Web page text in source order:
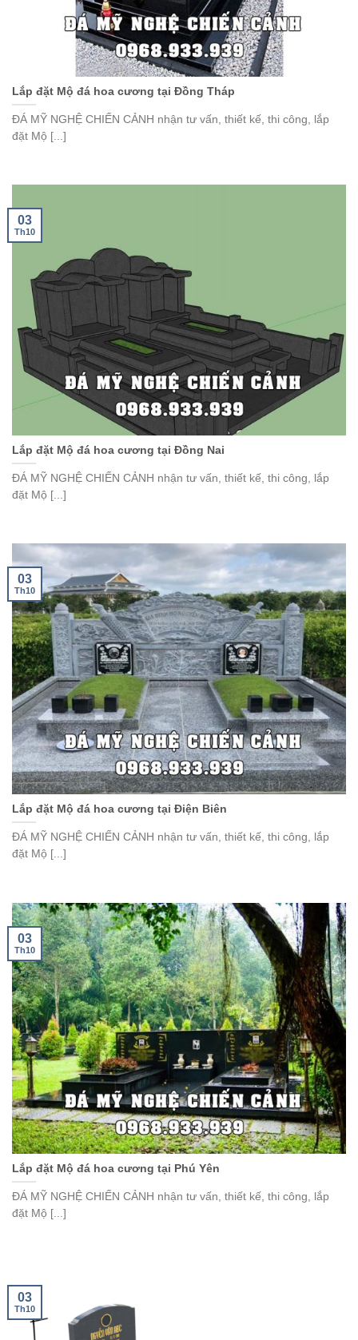
Lắp đặt Mộ đá hoa cương tại Đồng Tháp
ĐÁ MỸ NGHỆ CHIẾN CẢNH nhận tư vấn, thiết kế, thi công, lắp
đặt Mộ [...]
Lắp đặt Mộ đá hoa cương tại Đồng Nai
ĐÁ MỸ NGHỆ CHIẾN CẢNH nhận tư vấn, thiết kế, thi công, lắp
đặt Mộ [...]
03
Th10
Lắp đặt Mộ đá hoa cương tại Điện Biên
ĐÁ MỸ NGHỆ CHIẾN CẢNH nhận tư vấn, thiết kế, thi công, lắp
đặt Mộ [...]
03
Th10
Lắp đặt Mộ đá hoa cương tại Phú Yên
ĐÁ MỸ NGHỆ CHIẾN CẢNH nhận tư vấn, thiết kế, thi công, lắp
đặt Mộ [...]
03
Th10
03
Th10